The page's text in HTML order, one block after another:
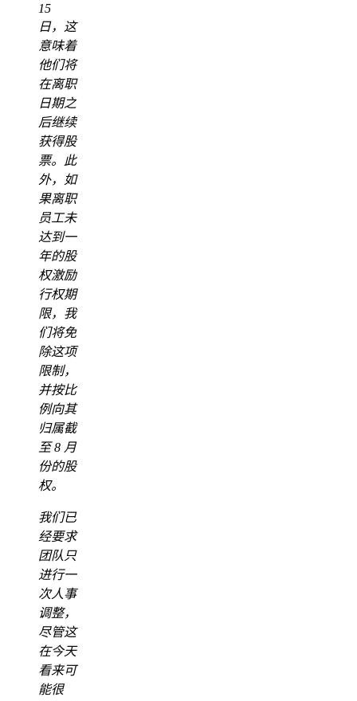
15
日，这
意味着
他们将
在离职
日期之
后继续
获得股
票。此
外，如
果离职
员工未
达到一
年的股
权激励
行权期
限，我
们将免
除这项
限制，
并按比
例向其
归属截
至 8 月
份的股
权。
我们已
经要求
团队只
进行一
次人事
调整，
尽管这
在今天
看来可
能很